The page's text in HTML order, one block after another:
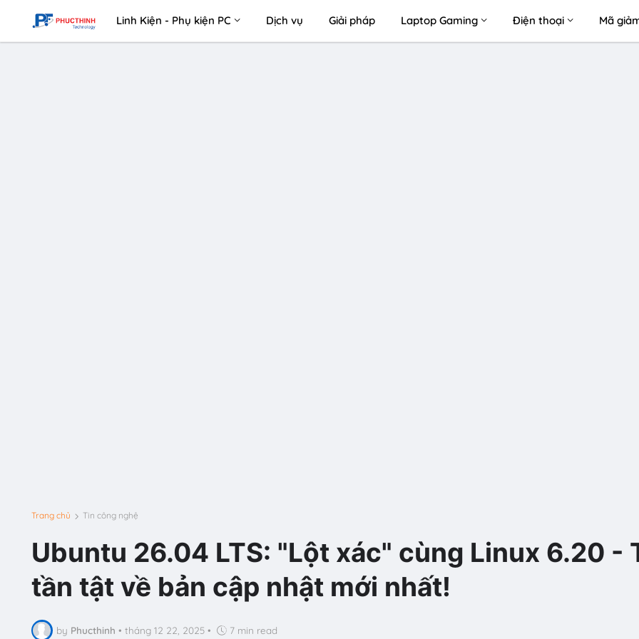
Linh Kiện - Phụ kiện PC Dịch vụ Giải pháp Laptop Gaming Điện thoại Mã
Trang chủ Tin công nghệ
Ubuntu 26.04 LTS: "Lột xác" cùng Linux 6.20 -
tần tật về bản cập nhật mới nhất!
by Phucthinh • tháng 12 22, 2025 • 7 min read